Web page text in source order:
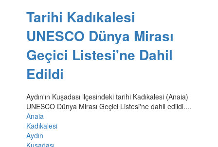
Tarihi Kadıkalesi
UNESCO Dünya Mirası
Geçici Listesi'ne Dahil
Edildi
Aydın'ın Kuşadası ilçesindeki tarihi Kadıkalesi (Anaia)
UNESCO Dünya Mirası Geçici Listesi'ne dahil edildi....
Anaia
Kadıkalesi
Aydın